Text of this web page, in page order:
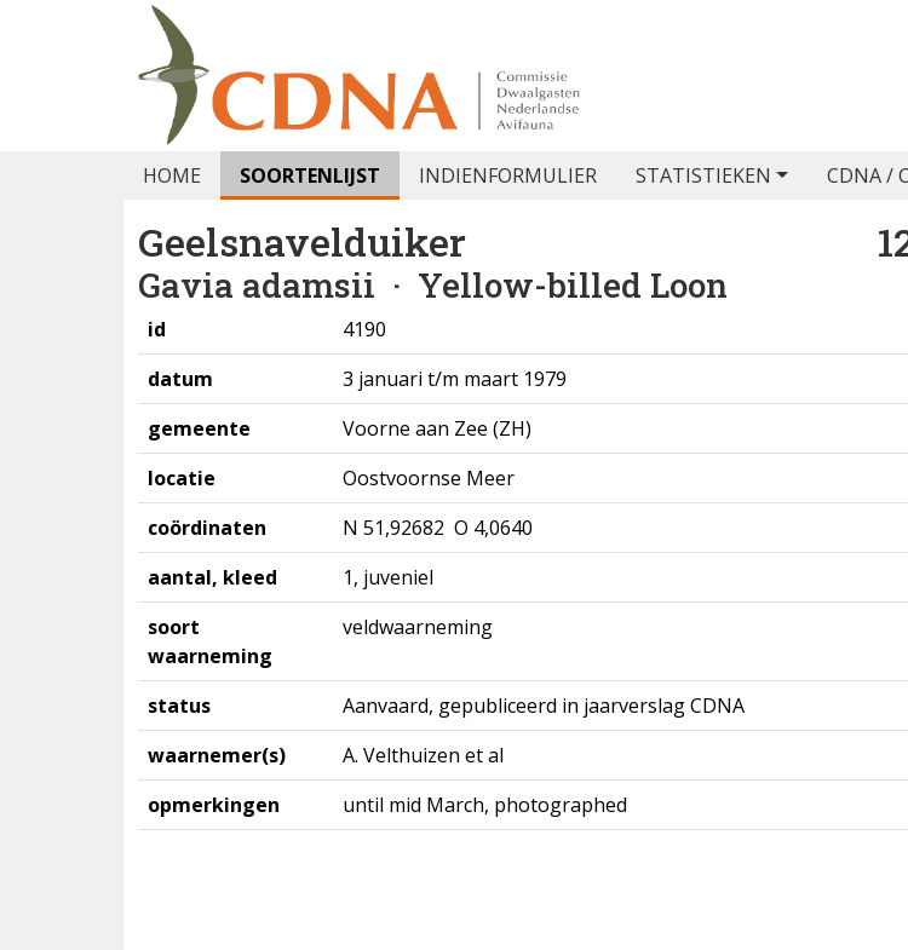
HOME SOORTENLIJST INDIENFORMULIER STATISTIEKEN CDNA /
Geelsnavelduiker
Gavia adamsii · Yellow-billed Loon
id
4190
datum
3 januari t/m maart 1979
gemeente
Voorne aan Zee (ZH)
locatie
Oostvoornse Meer
coördinaten
N 51,92682 O 4,0640
aantal, kleed
1, juveniel
soort
waarneming
veldwaarneming
status
Aanvaard, gepubliceerd in jaarverslag CDNA
waarnemer(s)
A. Velthuizen et al
opmerkingen
until mid March, photographed